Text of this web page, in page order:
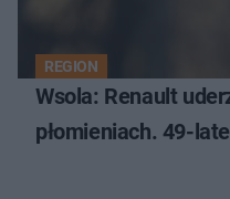
REGION
Wsola: Renault
płomieniach. 49-